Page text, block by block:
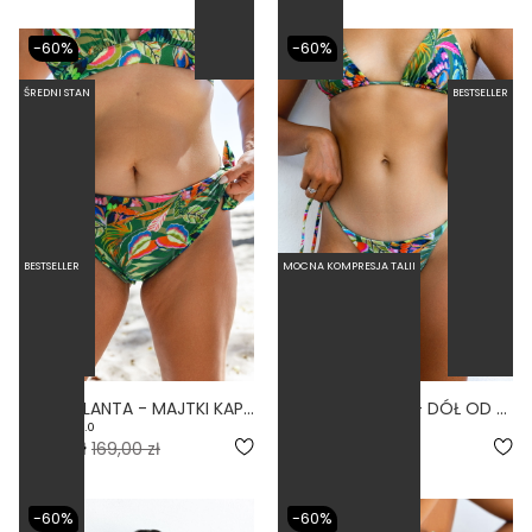
ŚREDNI STAN
-60%
BUENA PLANTA - MAJTKI KĄPIELOWE WIĄZANE PRINT
5.0
67,60 zł 169,00 zł
BESTSELLER
-60%
CLASSIC PLANTA - DÓŁ OD BIKINI WIĄZANY PRINT
BESTSELLER
-60%
MOCNA KOMPRESJA TALII
-60%